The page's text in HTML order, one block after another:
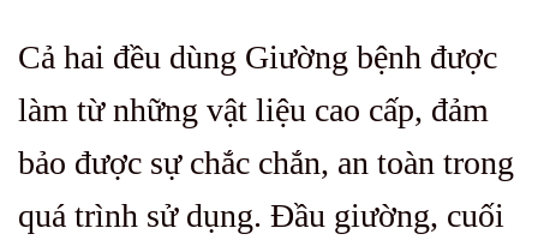
Cả hai đều dùng Giường bệnh được
làm từ những vật liệu cao cấp, đảm
bảo được sự chắc chắn, an toàn trong
quá trình sử dụng. Đầu giường, cuối